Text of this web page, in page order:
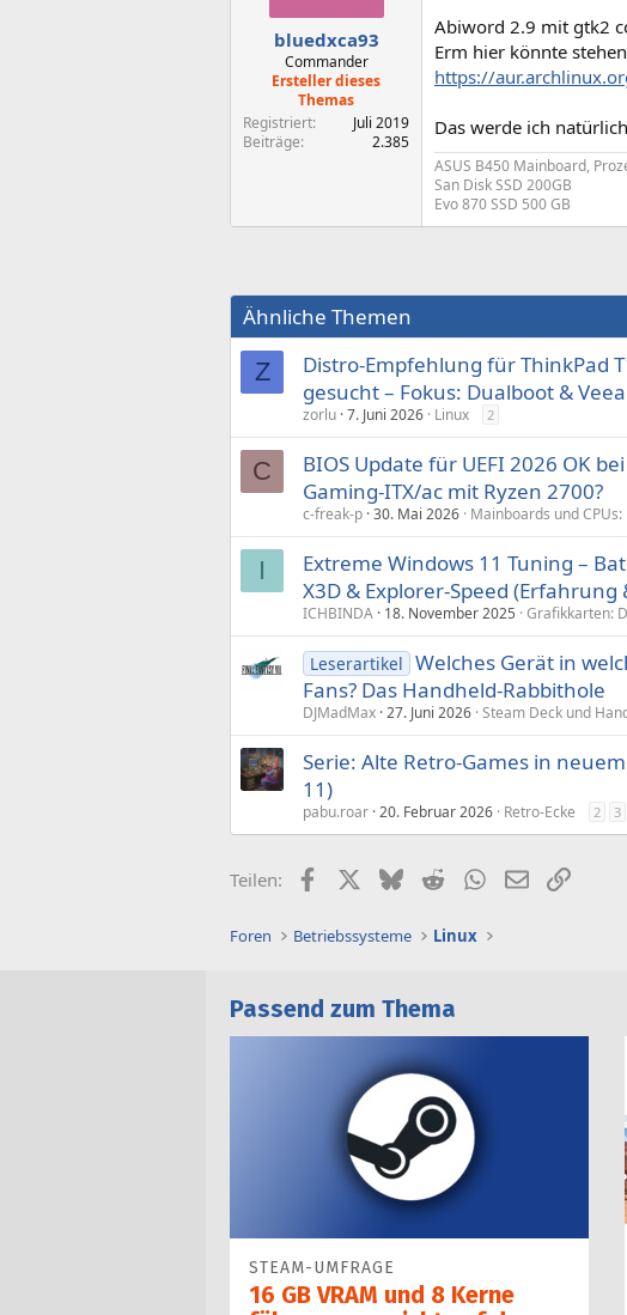
bluedxca93
Commander
Ersteller dieses
Themas
Registriert
Juli 2019
Beiträge
2.385
Abiword 2.9 mit gtk2
Erm hier könnte
https://
Das werde ich
ASUS B450 Mainboard,
San Disk SSD 200GB
Evo 870 SSD 500 GB
Ähnliche Themen
Z
Distro-Empfehlung für ThinkPad
gesucht – Fokus: Dualboot &
zorlu 7. Juni 2026 Linux 2
C
BIOS Update für UEFI 2026 OK
Gaming-ITX/ac mit Ryzen 2700?
c-freak-p 30. Mai 2026 Mainboards und
I
Extreme Windows 11 Tuning –
X3D & Explorer-Speed
ICHBINDA 18. November 2025 Grafikkarten:
Leserartikel Welches Gerät in
Fans? Das Handheld-Rabbithole
DJMadMax 27. Juni 2026 Steam Deck und
Serie: Alte Retro-Games in
11)
pabu.roar 20. Februar 2026 Retro-Ecke 2 3
Teilen: FacebookX (Twitter)
BlueskyRedditWhatsApp
E-MailLink
Foren Betriebssysteme Linux
Passend zum Thema
STEAM-UMFRAGE
16 GB VRAM und 8 Kerne